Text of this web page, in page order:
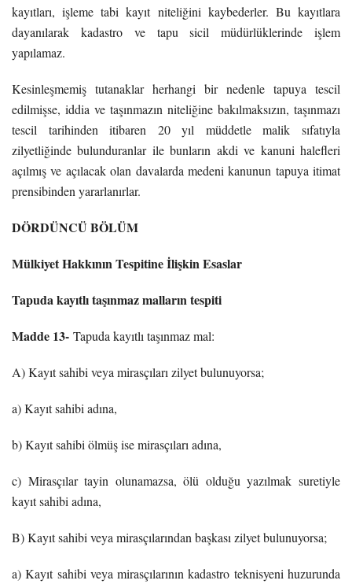
kayıtları, işleme tabi kayıt niteliğini kaybederler. Bu kayıtlara
dayanılarak kadastro ve tapu sicil müdürlüklerinde işlem
yapılamaz.
Kesinleşmemiş tutanaklar herhangi bir nedenle tapuya tescil
edilmişse, iddia ve taşınmazın niteliğine bakılmaksızın, taşınmazı
tescil tarihinden itibaren 20 yıl müddetle malik sıfatıyla
zilyetliğinde bulunduranlar ile bunların akdi ve kanuni halefleri
açılmış ve açılacak olan davalarda medeni kanunun tapuya itimat
prensibinden yararlanırlar.
DÖRDÜNCÜ BÖLÜM
Mülkiyet Hakkının Tespitine İlişkin Esaslar
Tapuda kayıtlı taşınmaz malların tespiti
Madde 13- Tapuda kayıtlı taşınmaz mal:
A) Kayıt sahibi veya mirasçıları zilyet bulunuyorsa;
a) Kayıt sahibi adına,
b) Kayıt sahibi ölmüş ise mirasçıları adına,
c) Mirasçılar tayin olunamazsa, ölü olduğu yazılmak suretiyle
kayıt sahibi adına,
B) Kayıt sahibi veya mirasçılarından başkası zilyet bulunuyorsa;
a) Kayıt sahibi veya mirasçılarının kadastro teknisyeni huzurunda